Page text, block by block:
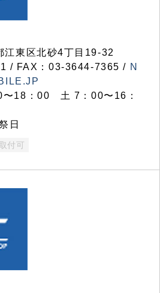
東区北砂4丁目19-32
/ FAX：03-3644-7365 / N
〜18：00 土 7：00〜16：
日
付可